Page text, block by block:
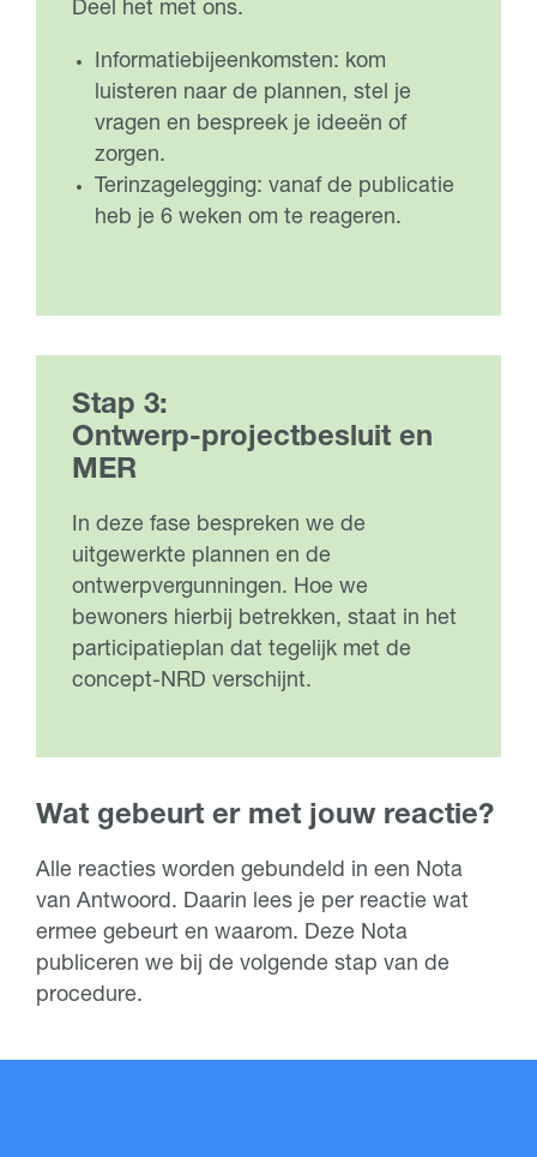
Wat gebeurt er met jouw reactie?
Alle reacties worden gebundeld in een Nota
van Antwoord. Daarin lees je per reactie wat
ermee gebeurt en waarom. Deze Nota
publiceren we bij de volgende stap van de
procedure.
Stap 3:
Ontwerp-projectbesluit en
MER
In deze fase bespreken we de
uitgewerkte plannen en de
ontwerpvergunningen. Hoe we
bewoners hierbij betrekken, staat in het
participatieplan dat tegelijk met de
concept-NRD verschijnt.
Deel het met ons.
Informatiebijeenkomsten: kom
luisteren naar de plannen, stel je
vragen en bespreek je ideeën of
zorgen.
Terinzagelegging: vanaf de publicatie
heb je 6 weken om te reageren.